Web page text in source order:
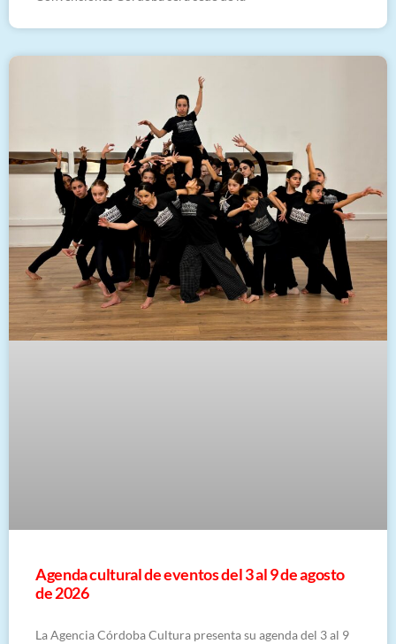
​Agenda cultural de eventos del 3 al 9 de agosto
de 2026
La Agencia Córdoba Cultura presenta su agenda del 3 al 9